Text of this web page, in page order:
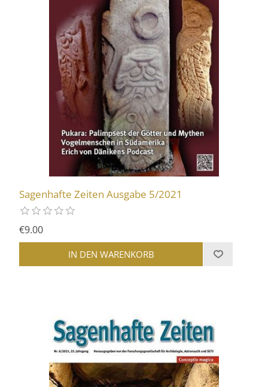
Sagenhafte Zeiten Ausgabe 5/2021
€9.00